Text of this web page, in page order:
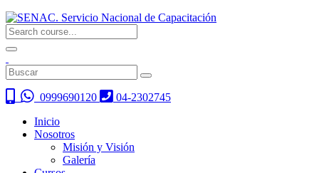
0999690120
04-2302745
Inicio
Nosotros
Misión y Visión
Galería